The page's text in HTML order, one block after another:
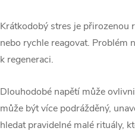
Krátkodobý stres je přirozenou
nebo rychle reagovat. Problém
k regeneraci.
Dlouhodobé napětí může
může být více podrážděný,
hledat pravidelné malé rituály,